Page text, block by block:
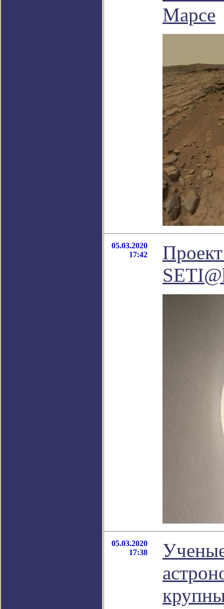
Марсе
05.03.2020
17:42
05.03.2020
17:38